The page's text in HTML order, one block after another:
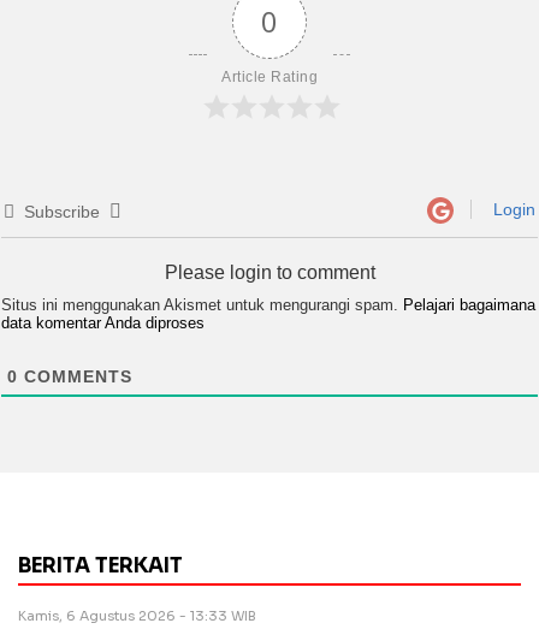
0
Article Rating
Subscribe Login
Please login to comment
Situs ini menggunakan Akismet untuk mengurangi spam. Pelajari bagaimana
data komentar Anda diproses
0 COMMENTS
BERITA TERKAIT
Kamis, 6 Agustus 2026 - 13:33 WIB